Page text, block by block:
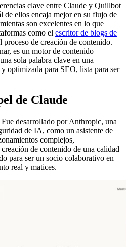
clave entre Claude y Quillbot
de ellos encaja mejor en su flujo de
son excelentes en lo que
como el escritor de blogs de
proceso de creación de contenido.
es un motor de contenido
sola palabra clave en una
optimizada para SEO, lista para ser
de Claude
Fue desarrollado por Anthropic, una
de IA, como un asistente de
complejos,
de contenido de una calidad
para ser un socio colaborativo en
real y matices.